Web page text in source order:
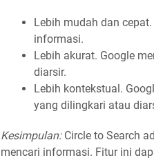
Lebih mudah dan
informasi.
Lebih akurat. Google
diarsir.
Lebih kontekstual.
yang dilingkari atau
Kesimpulan:Circle to Search
mencari informasi. Fitur ini